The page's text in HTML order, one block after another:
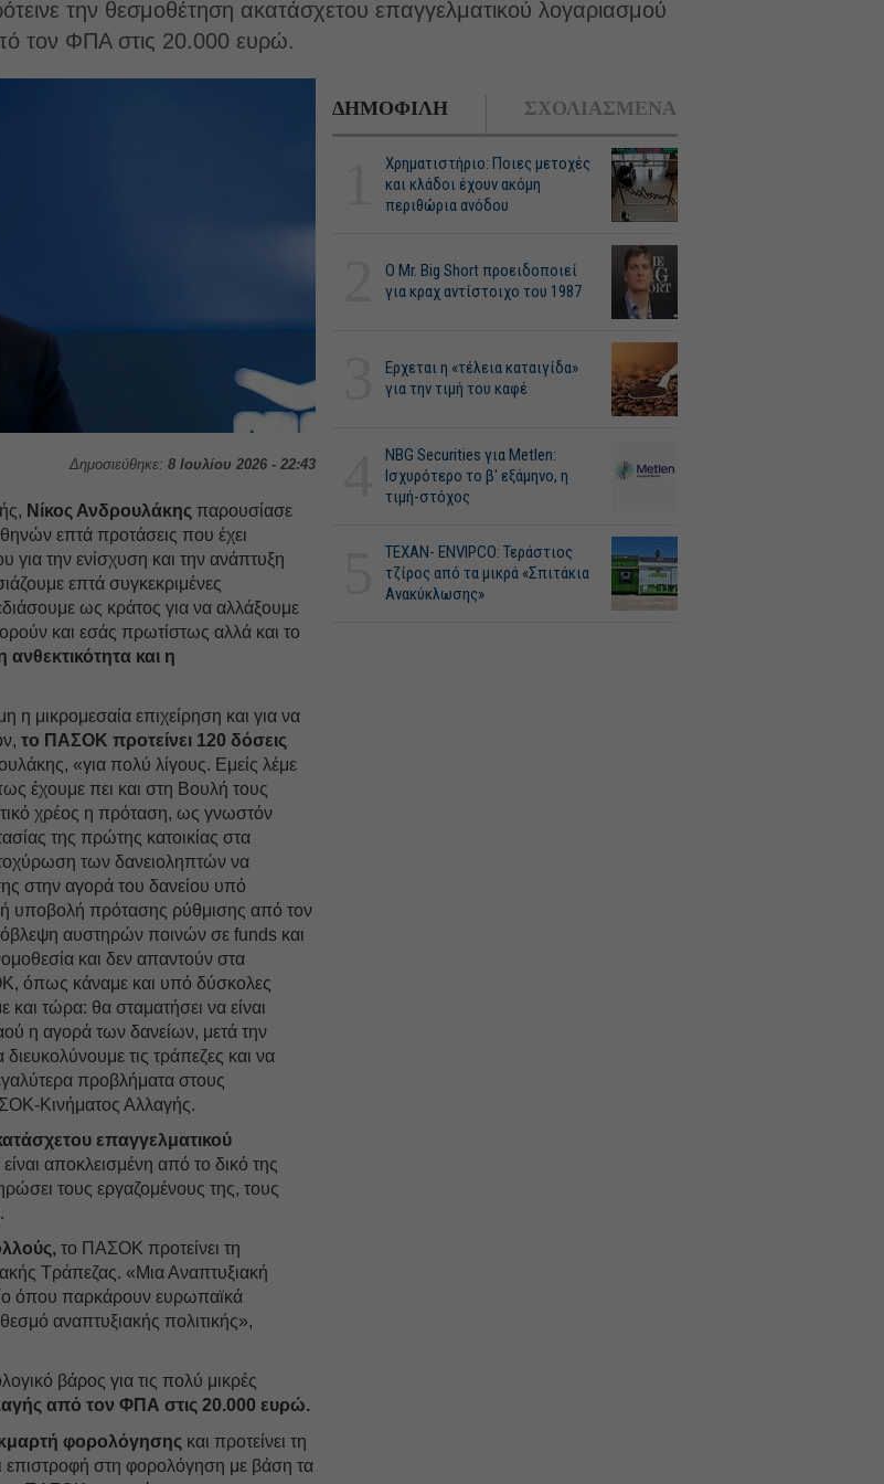
την θεσμοθέτηση ακατάσχετου επαγγελματικού λογαριασμού
τον ΦΠΑ στις 20.000 ευρώ.
Δημοσιεύθηκε: 8 Ιουλίου 2026 - 22:43
Νίκος Ανδρουλάκης παρουσίασε
επτά προτάσεις που έχει
την ενίσχυση και την ανάπτυξη
επτά συγκεκριμένες
ως κράτος για να αλλάξουμε
και εσάς πρωτίστως αλλά και το
ανθεκτικότητα και η
η μικρομεσαία επιχείρηση και για να
το ΠΑΣΟΚ προτείνει 120 δόσεις
«για πολύ λίγους. Εμείς λέμε
έχουμε πει και στη Βουλή τους
χρέος η πρόταση, ως γνωστόν
της πρώτης κατοικίας στα
των δανειοληπτών να
στην αγορά του δανείου υπό
υποβολή πρότασης ρύθμισης από τον
αυστηρών ποινών σε funds και
και δεν απαντούν στα
όπως κάναμε και υπό δύσκολες
τώρα: θα σταματήσει να είναι
η αγορά των δανείων, μετά την
τις τράπεζες και να
προβλήματα στους
Κινήματος Αλλαγής.
επαγγελματικού
αποκλεισμένη από το δικό της
τους εργαζομένους της, τους
το ΠΑΣΟΚ προτείνει τη
Τράπεζας. «Μια Αναπτυξιακή
όπου παρκάρουν ευρωπαϊκά
αναπτυξιακής πολιτικής»,
βάρος για τις πολύ μικρές
από τον ΦΠΑ στις 20.000 ευρώ.
φορολόγησης και προτείνει τη
επιστροφή στη φορολόγηση με βάση τα
ΔΗΜΟΦΙΛΗ ΣΧΟΛΙΑΣΜΕΝΑ
Χρηματιστήριο: Ποιες μετοχές
και κλάδοι έχουν ακόμη
περιθώρια ανόδου
O Mr. Big Short προειδοποιεί
για κραχ αντίστοιχο του 1987
Ερχεται η «τέλεια καταιγίδα»
για την τιμή του καφέ
NBG Securities για Metlen:
Ισχυρότερο το β' εξάμηνο, η
τιμή-στόχος
ΤΕΧΑΝ- ENVIPCO: Τεράστιος
τζίρος από τα μικρά «Σπιτάκια
Ανακύκλωσης»